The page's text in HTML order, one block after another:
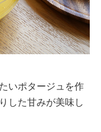
いポタージュを作
した甘みが美味し